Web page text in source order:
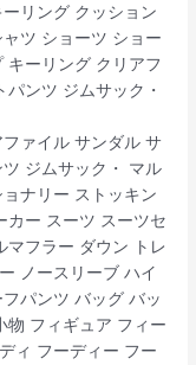
リング クッション
ツ ショーツ ショー
キーリング クリアフ
ンツ ジムサック・
ァイル サンダル サ
ジムサック・ マル
ナリー ストッキン
カー スーツ スーツセ
マフラー ダウン トレ
ノースリーブ ハイ
パンツ バッグ バッ
物 フィギュア フィー
ィ フーディー フー